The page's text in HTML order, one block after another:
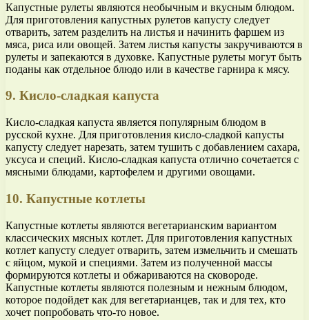
Капустные рулеты являются необычным и вкусным блюдом.
Для приготовления капустных рулетов капусту следует
отварить, затем разделить на листья и начинить фаршем из
мяса, риса или овощей. Затем листья капусты закручиваются в
рулеты и запекаются в духовке. Капустные рулеты могут быть
поданы как отдельное блюдо или в качестве гарнира к мясу.
9. Кисло-сладкая капуста
Кисло-сладкая капуста является популярным блюдом в
русской кухне. Для приготовления кисло-сладкой капусты
капусту следует нарезать, затем тушить с добавлением сахара,
уксуса и специй. Кисло-сладкая капуста отлично сочетается с
мясными блюдами, картофелем и другими овощами.
10. Капустные котлеты
Капустные котлеты являются вегетарианским вариантом
классических мясных котлет. Для приготовления капустных
котлет капусту следует отварить, затем измельчить и смешать
с яйцом, мукой и специями. Затем из полученной массы
формируются котлеты и обжариваются на сковороде.
Капустные котлеты являются полезным и нежным блюдом,
которое подойдет как для вегетарианцев, так и для тех, кто
хочет попробовать что-то новое.